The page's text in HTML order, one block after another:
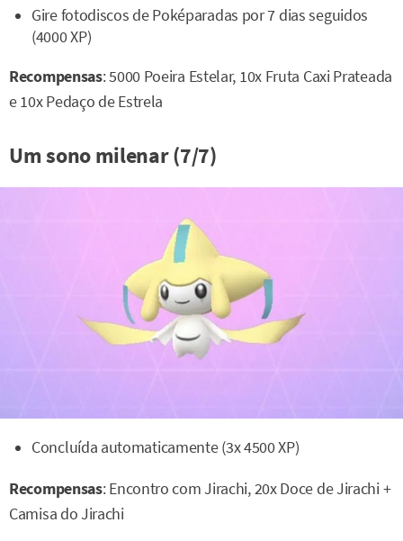
Gire fotodiscos de Poképaradas por 7 dias seguidos
(4000 XP)
Recompensas: 5000 Poeira Estelar, 10x Fruta Caxi Prateada
e 10x Pedaço de Estrela
Um sono milenar (7/7)
Concluída automaticamente (3x 4500 XP)
Recompensas: Encontro com Jirachi, 20x Doce de Jirachi +
Camisa do Jirachi